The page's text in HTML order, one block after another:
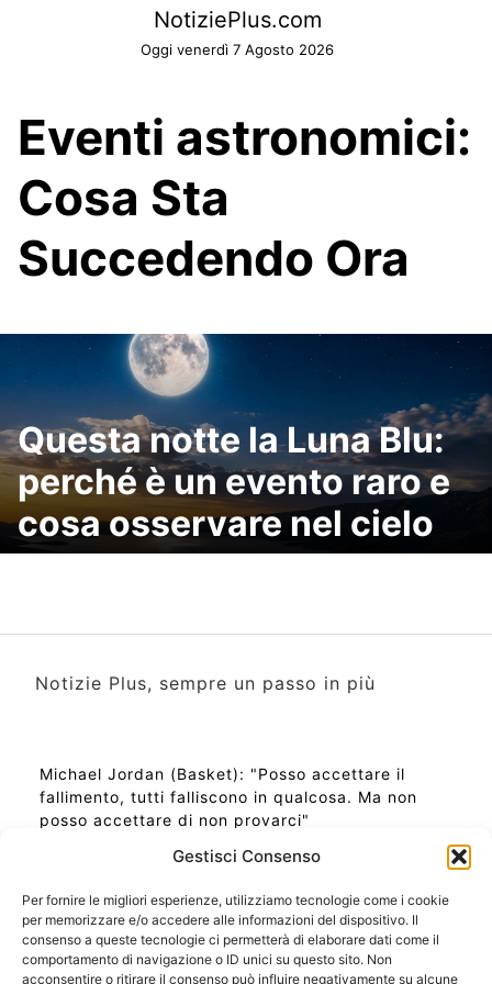
Gestisci Consenso
Per fornire le migliori esperienze, utilizziamo tecnologie come i cookie
per memorizzare e/o accedere alle informazioni del dispositivo. Il
consenso a queste tecnologie ci permetterà di elaborare dati come il
comportamento di navigazione o ID unici su questo sito. Non
acconsentire o ritirare il consenso può influire negativamente su alcune
NotiziePlus.com
Oggi venerdì 7 Agosto 2026
Eventi astronomici:
Cosa Sta
Succedendo Ora
Questa notte la Luna Blu:
perché è un evento raro e
cosa osservare nel cielo
Notizie Plus, sempre un passo in più
Michael Jordan (Basket): "Posso accettare il
fallimento, tutti falliscono in qualcosa. Ma non
posso accettare di non provarci"
Ora Esatta in Italia in questo momento
Ti Senti Strano Ultimamente? Potrebbe Essere per
la Risonanza di Schumann